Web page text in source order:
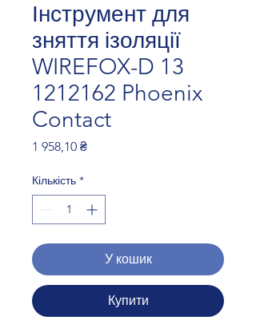
Інструмент для
зняття ізоляції
WIREFOX-D 13
1212162 Phoenix
Contact
1 958,10 ₴Ціна
Кількість *
У кошик
Купити